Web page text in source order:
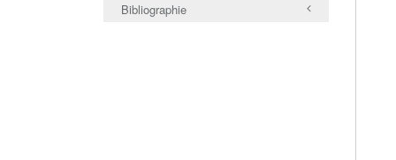
Bibliographie